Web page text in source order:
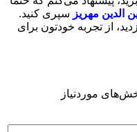
الدین مهریز سپری کنید.
از تجربه خودتون برای
موردنیاز